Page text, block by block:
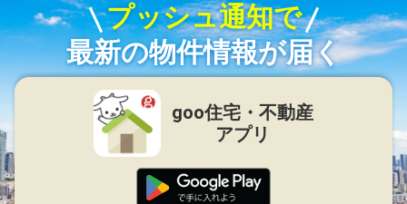
プッシュ通知で
最新の物件情報が届く
goo住宅・不動産
アプリ